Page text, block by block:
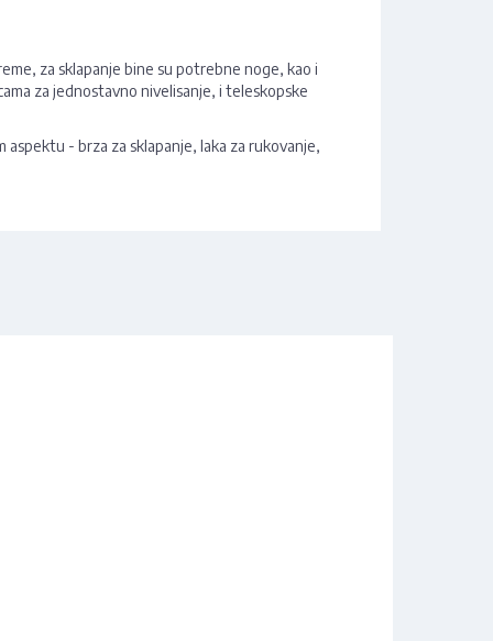
za sklapanje bine su potrebne noge, kao i
za jednostavno nivelisanje, i teleskopske
- brza za sklapanje, laka za rukovanje,